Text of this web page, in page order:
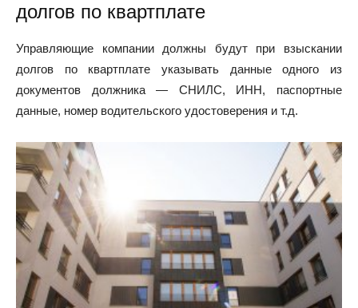
долгов по квартплате
Управляющие компании должны будут при взыскании
долгов по квартплате указывать данные одного из
документов должника — СНИЛС, ИНН, паспортные
данные, номер водительского удостоверения и т.д.